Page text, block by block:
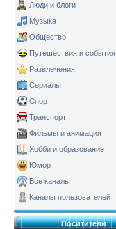
Люди и блоги
Музыка
Общество
Путешествия и события
Развлечения
Сериалы
Спорт
Транспорт
Фильмы и анимация
Хобби и образование
Юмор
Все каналы
Каналы пользователей
Поситители